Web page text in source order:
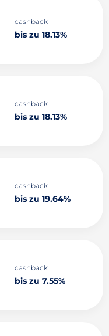
cashback
bis zu 18.13%
cashback
bis zu 18.13%
cashback
bis zu 19.64%
cashback
bis zu 7.55%